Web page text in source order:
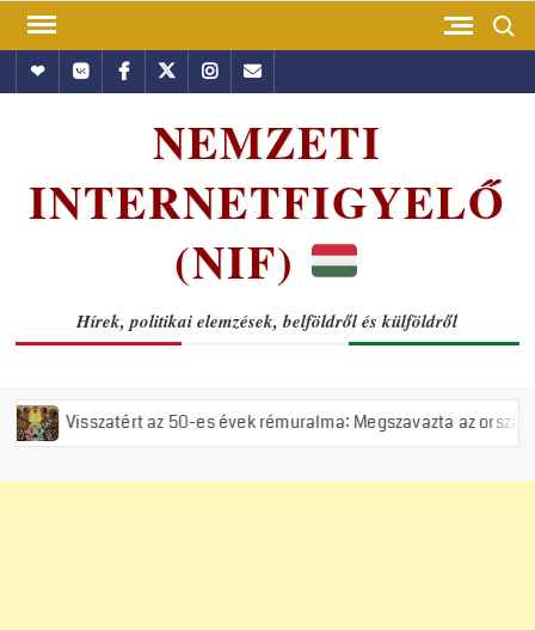
Skip
contentHundubVkontakte
Facebook
TwitterInstagram
Email
NEMZETI
INTERNETFIGYELŐ
(NIF)
Hírek, politikai elemzések, belföldről és külföldről
az 50-es évek rémuralma: Megszavazta az országgyűlés a